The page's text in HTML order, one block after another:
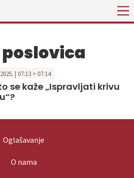
| 07:13 > 07:14
se kaže „Ispravljati krivu
Oglašavanje
O nama